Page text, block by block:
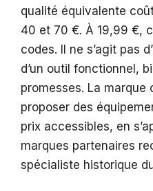
qualité équivalente
40 et 70 €. À 19,99 €,
codes. Il ne s’agit pas
d’un outil fonctionnel,
promesses. La
proposer des
prix accessibles, en
marques partenaires
spécialiste historique